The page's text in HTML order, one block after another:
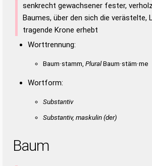
senkrecht gewachsener fester,
Baumes, über den sich die verästelte,
tragende Krone erhebt
Worttrennung:
Baum·stamm, PluralBaum·stäm·me
Wortform:
Substantiv
Substantiv, maskulin(der)
Baum